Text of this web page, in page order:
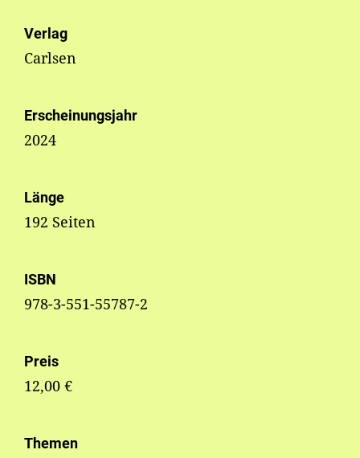
Verlag
Carlsen
Erscheinungsjahr
2024
Länge
192 Seiten
ISBN
978-3-551-55787-2
Preis
12,00 €
Themen